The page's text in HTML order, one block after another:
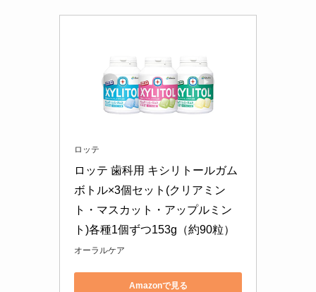
プロセスチーズが体に悪い理由は？効果や
買ってはいけない掃除機はどれ？よくある
失敗や壊れやすいメーカーとは？おすすめ
商品や正しい選び方も！
る？壊れやすいメーカーや特徴を紹介！
ロッテ
ロッテ 歯科用 キシリトールガム
ボトル×3個セット(クリアミン
ト・マスカット・アップルミン
ト)各種1個ずつ153g（約90粒）
オーラルケア
Amazonで見る